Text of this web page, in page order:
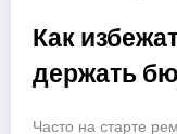
Как
держать
Часто на старте